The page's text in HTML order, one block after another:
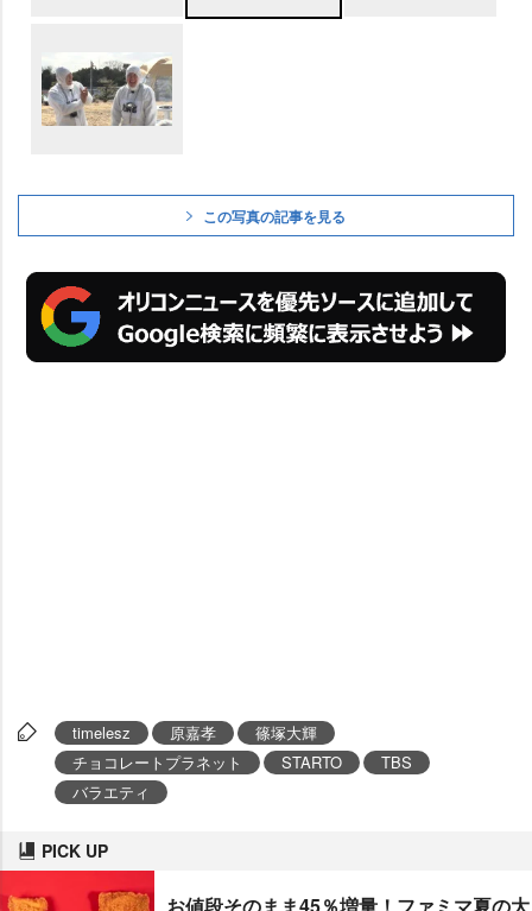
この写真の記事を見る
timelesz 原嘉孝
篠塚大輝
チョコレートプラネット
STARTO
TBS
バラエティ
PICK UP
お値段そのまま45％増量！ファミマ夏の大